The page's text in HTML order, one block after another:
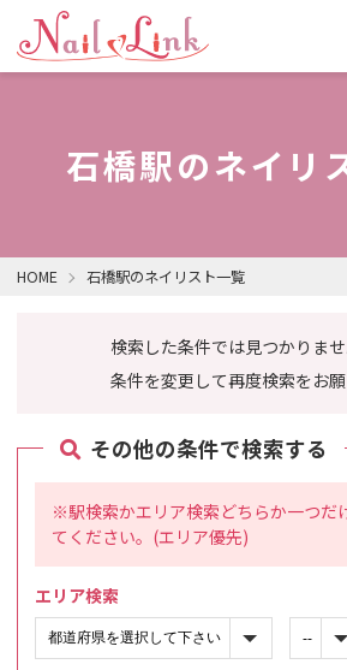
石橋駅のネイリ
HOME 石橋駅のネイリスト一覧
検索した条件では見つかりませ
条件を変更して再度検索をお願
その他の条件で検索する
※駅検索かエリア検索どちらか一つだ
てください。(エリア優先)
エリア検索